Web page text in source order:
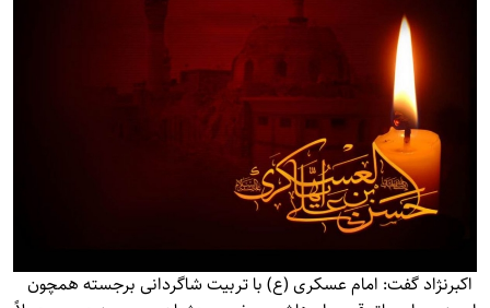
اکبرنژاد گفت: امام عسکری (ع) با تربیت شاگردانی برجسته همچون